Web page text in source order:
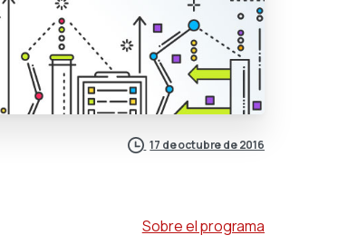
17 de octubre de 2016
Sobre el programa